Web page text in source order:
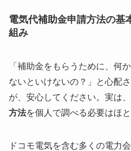
電気代補助金申請方法の基
組み
「補助金をもらうために、何
ないといけないの？」と心配
が、安心してください。実は、
方法を個人で調べる必要はほ
ドコモ電気を含む多くの電力